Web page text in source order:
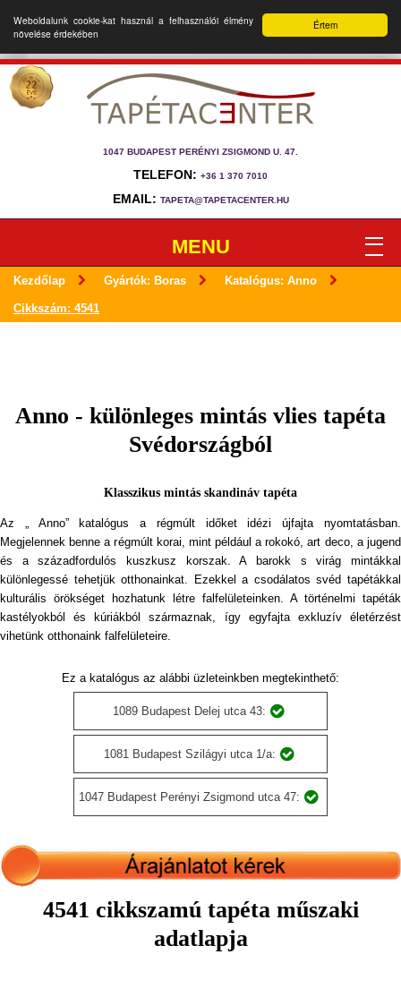
Értem
Weboldalunk cookie-kat használ a felhasználói élmény
növelése érdekében
1047 BUDAPEST PERÉNYI ZSIGMOND U. 47.
TELEFON: +36 1 370 7010
EMAIL: TAPETA@TAPETACENTER.HU
MENU
Kezdőlap Gyártók: Boras Katalógus: Anno
Cikkszám: 4541
Anno - különleges mintás vlies tapéta
Svédországból
Klasszikus mintás skandináv tapéta
Az „ Anno” katalógus a régmúlt időket idézi újfajta nyomtatásban.
Megjelennek benne a régmúlt korai, mint például a rokokó, art deco, a jugend
és a századfordulós kuszkusz korszak. A barokk s virág mintákkal
különlegessé tehetjük otthonainkat. Ezekkel a csodálatos svéd tapétákkal
kulturális örökséget hozhatunk létre falfelületeinken. A történelmi tapéták
kastélyokból és kúriákból származnak, így egyfajta exkluzív életérzést
vihetünk otthonaink falfelületeire.
Ez a katalógus az alábbi üzleteinkben megtekinthető:
1089 Budapest Delej utca 43:
1081 Budapest Szilágyi utca 1/a:
1047 Budapest Perényi Zsigmond utca 47:
4541 cikkszamú tapéta műszaki
adatlapja